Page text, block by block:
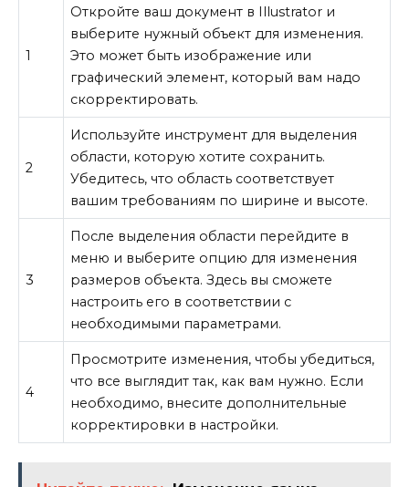
1
Откройте ваш документ в Illustrator и
выберите нужный объект для изменения.
Это может быть изображение или
графический элемент, который вам надо
скорректировать.
2
Используйте инструмент для выделения
области, которую хотите сохранить.
Убедитесь, что область соответствует
вашим требованиям по ширине и высоте.
3
После выделения области перейдите в
меню и выберите опцию для изменения
размеров объекта. Здесь вы сможете
настроить его в соответствии с
необходимыми параметрами.
4
Просмотрите изменения, чтобы убедиться,
что все выглядит так, как вам нужно. Если
необходимо, внесите дополнительные
корректировки в настройки.